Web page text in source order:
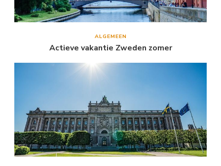
ALGEMEEN
Actieve vakantie Zweden zomer